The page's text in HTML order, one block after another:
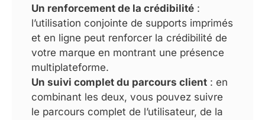
Un renforcement de la crédibilité :
l’utilisation conjointe de supports imprimés
et en ligne peut renforcer la crédibilité de
votre marque en montrant une présence
multiplateforme.
Un suivi complet du parcours client : en
combinant les deux, vous pouvez suivre
le parcours complet de l’utilisateur, de la